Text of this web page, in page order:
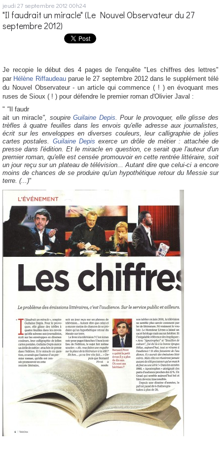
jeudi 27 septembre 2012 00h24
"Il faudrait un miracle" (Le Nouvel Observateur du 27
septembre 2012)
Je recopie le début des 4 pages de l'enquête "Les chiffres des lettres"
par Hélène Riffaudeauparue le 27 septembre 2012 dans le supplément télé
du Nouvel Observateur - un article qui commence ( ! ) en évoquant mes
ruses de Sioux ( ! ) pour défendre le premier roman d'Olivier Javal :
" "Il faudr
ait un miracle", soupireGuilaine Depis . Pour le provoquer, elle glisse des
trèfles à quatre feuilles dans les envois qu'elle adresse aux journalistes,
écrit sur les enveloppes en diverses couleurs, leur calligraphie de jolies
cartes postales. Guilaine Depis exerce un drôle de métier : attachée de
presse dans l'édition. Et le miracle en question, ce serait que l'auteur d'un
premier roman, qu'elle est censée promouvoir en cette rentrée littéraire, soit
un jour reçu sur un plateau de télévision... Autant dire que celui-ci a encore
moins de chances de se produire qu'un hypothétique retour du Messie sur
terre. (...)"